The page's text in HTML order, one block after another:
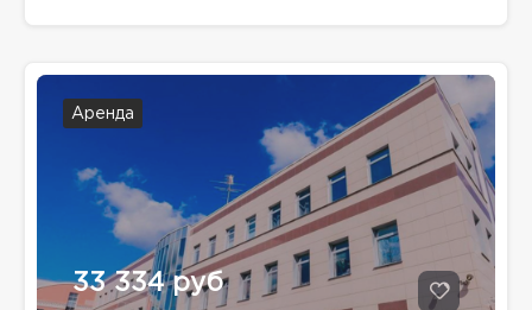
Аренда
33 334 руб